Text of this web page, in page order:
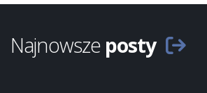
Najnowsze posty